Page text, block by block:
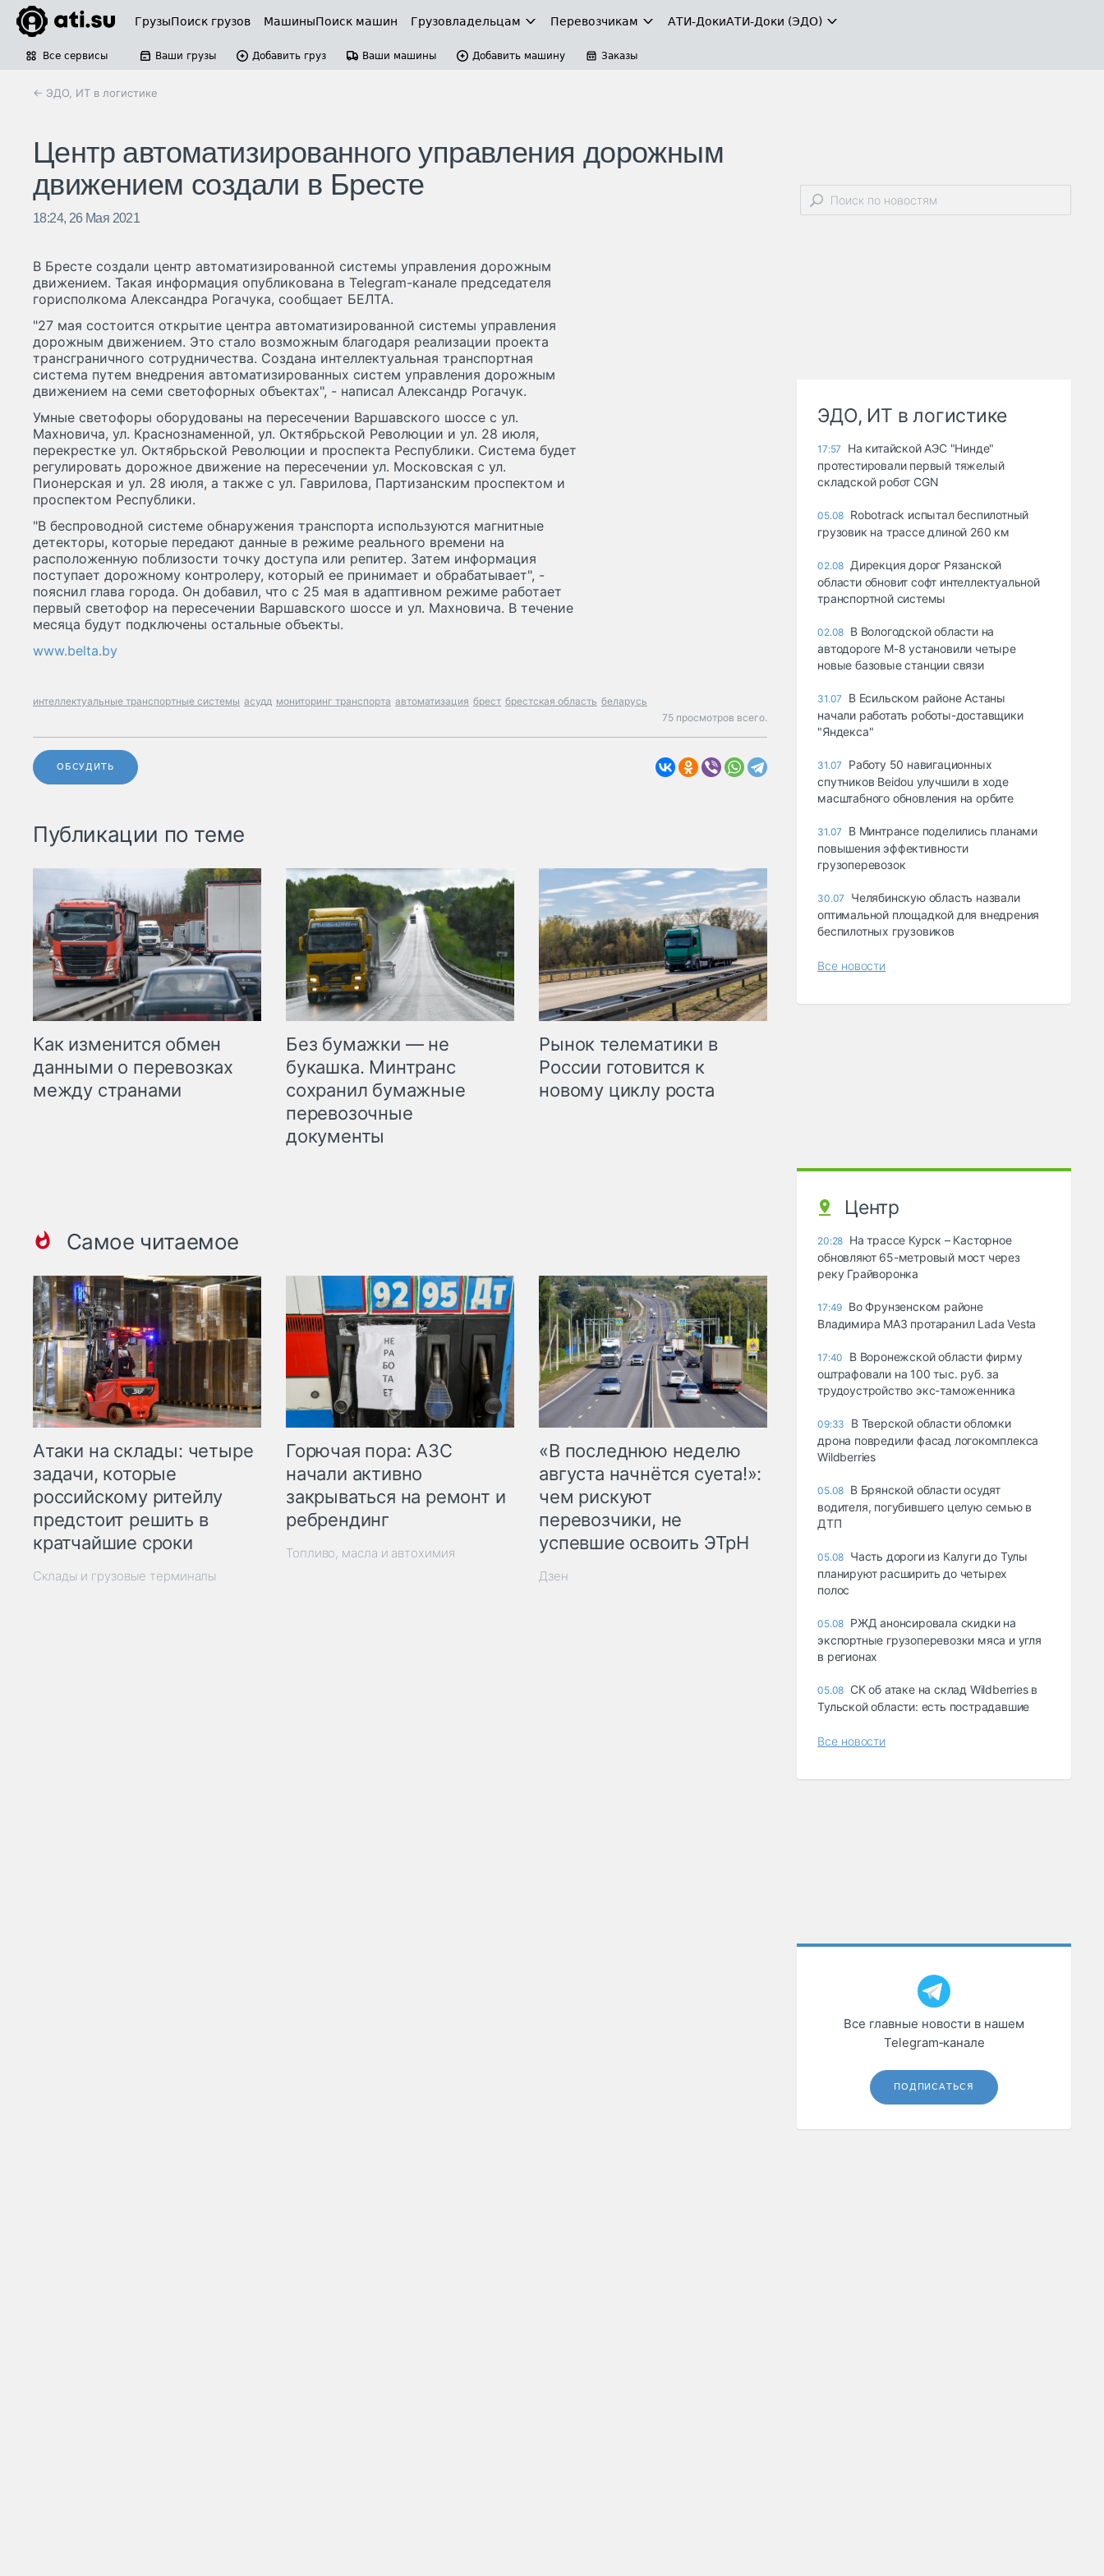
ГрузыПоиск грузов МашиныПоиск машин Грузовладельцам Перевозчикам АТИ-ДокиАТИ-Доки (ЭДО)
Все сервисы Ваши грузы Добавить груз Ваши машины Добавить машину Заказы
← ЭДО, ИТ в логистике
Центр автоматизированного управления дорожным
движением создали в Бресте
18:24, 26 Мая 2021
В Бресте создали центр автоматизированной системы управления дорожным
движением. Такая информация опубликована в Telegram-канале председателя
горисполкома Александра Рогачука, сообщает БЕЛТА.
"27 мая состоится открытие центра автоматизированной системы управления
дорожным движением. Это стало возможным благодаря реализации проекта
трансграничного сотрудничества. Создана интеллектуальная транспортная
система путем внедрения автоматизированных систем управления дорожным
движением на семи светофорных объектах", - написал Александр Рогачук.
Умные светофоры оборудованы на пересечении Варшавского шоссе с ул.
Махновича, ул. Краснознаменной, ул. Октябрьской Революции и ул. 28 июля,
перекрестке ул. Октябрьской Революции и проспекта Республики. Система будет
регулировать дорожное движение на пересечении ул. Московская с ул.
Пионерская и ул. 28 июля, а также с ул. Гаврилова, Партизанским проспектом и
проспектом Республики.
"В беспроводной системе обнаружения транспорта используются магнитные
детекторы, которые передают данные в режиме реального времени на
расположенную поблизости точку доступа или репитер. Затем информация
поступает дорожному контролеру, который ее принимает и обрабатывает", -
пояснил глава города. Он добавил, что с 25 мая в адаптивном режиме работает
первый светофор на пересечении Варшавского шоссе и ул. Махновича. В течение
месяца будут подключены остальные объекты.
www.belta.by
интеллектуальные транспортные системы асудд мониторинг транспорта автоматизация брест брестская область беларусь
75 просмотров всего.
ОБСУДИТЬ
Публикации по теме
Как изменится обмен
данными о перевозках
между странами
Без бумажки — не
букашка. Минтранс
сохранил бумажные
перевозочные
документы
Рынок телематики в
России готовится к
новому циклу роста
Самое читаемое
Атаки на склады: четыре
задачи, которые
российскому ритейлу
предстоит решить в
кратчайшие сроки
Склады и грузовые терминалы
Горючая пора: АЗС
начали активно
закрываться на ремонт и
ребрендинг
Топливо, масла и автохимия
«В последнюю неделю
августа начнётся суета!»:
чем рискуют
перевозчики, не
успевшие освоить ЭТрН
Дзен
ЭДО, ИТ в логистике
17:57
На китайской АЭС "Нинде"
протестировали первый тяжелый
складской робот CGN
05.08 Robotrack испытал беспилотный
грузовик на трассе длиной 260 км
02.08 Дирекция дорог Рязанской
области обновит софт интеллектуальной
транспортной системы
02.08 В Вологодской области на
автодороге М-8 установили четыре
новые базовые станции связи
31.07
В Есильском районе Астаны
начали работать роботы-доставщики
"Яндекса"
31.07
Работу 50 навигационных
спутников Beidou улучшили в ходе
масштабного обновления на орбите
31.07
В Минтрансе поделились планами
повышения эффективности
грузоперевозок
30.07
Челябинскую область назвали
оптимальной площадкой для внедрения
беспилотных грузовиков
Все новости
Центр
20:28 На трассе Курск – Касторное
обновляют 65-метровый мост через
реку Грайворонка
17:49 Во Фрунзенском районе
Владимира МАЗ протаранил Lada Vesta
17:40
В Воронежской области фирму
оштрафовали на 100 тыс. руб. за
трудоустройство экс-таможенника
09:33
В Тверской области обломки
дрона повредили фасад логокомплекса
Wildberries
05.08 В Брянской области осудят
водителя, погубившего целую семью в
ДТП
05.08 Часть дороги из Калуги до Тулы
планируют расширить до четырех
полос
05.08 РЖД анонсировала скидки на
экспортные грузоперевозки мяса и угля
в регионах
05.08 СК об атаке на склад Wildberries в
Тульской области: есть пострадавшие
Все новости
Все главные новости в нашем
Telegram‑канале
ПОДПИСАТЬСЯ